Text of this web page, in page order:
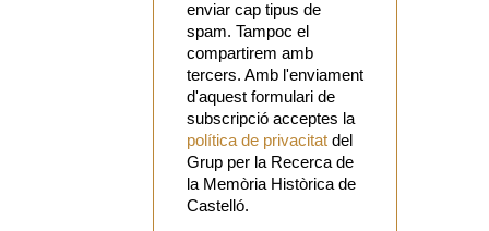
enviar cap tipus de
spam. Tampoc el
compartirem amb
tercers. Amb l'enviament
d'aquest formulari de
subscripció acceptes la
política de privacitat del
Grup per la Recerca de
la Memòria Històrica de
Castelló.